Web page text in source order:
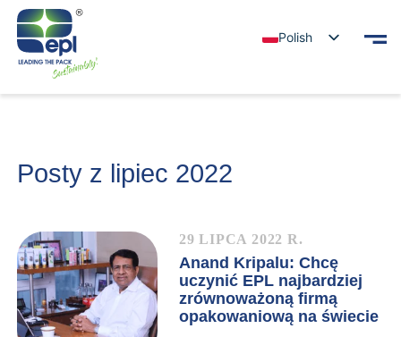
Polish
Posty z lipiec 2022
29 LIPCA 2022 R.
Anand Kripalu: Chcę
uczynić EPL najbardziej
zrównoważoną firmą
opakowaniową na świecie